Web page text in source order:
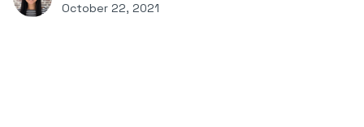
October 22, 2021